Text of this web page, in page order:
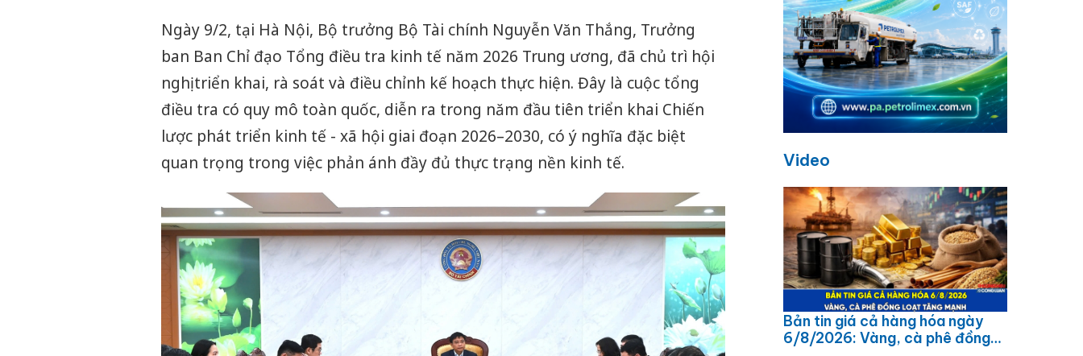
Ngày 9/2, tại Hà Nội, Bộ trưởng Bộ Tài chính Nguyễn Văn Thắng, Trưởng
ban Ban Chỉ đạo Tổng điều tra kinh tế năm 2026 Trung ương, đã chủ trì hội
nghị triển khai, rà soát và điều chỉnh kế hoạch thực hiện. Đây là cuộc tổng
điều tra có quy mô toàn quốc, diễn ra trong năm đầu tiên triển khai Chiến
lược phát triển kinh tế - xã hội giai đoạn 2026–2030, có ý nghĩa đặc biệt
quan trọng trong việc phản ánh đầy đủ thực trạng nền kinh tế.
Video
Bản tin giá cả hàng hóa ngày
6/8/2026: Vàng, cà phê đồng